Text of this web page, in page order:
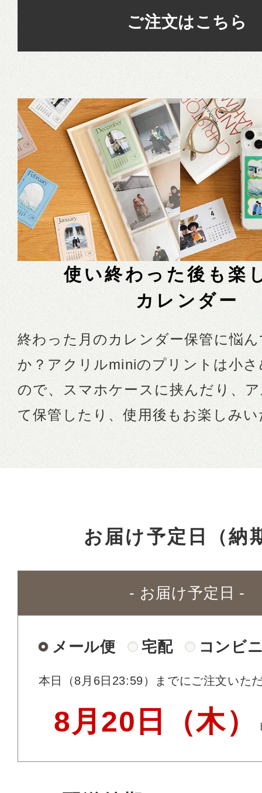
ご注文はこちら
使い終わった後も楽
カレンダー
終わった月のカレンダー保管に悩
か？アクリルminiのプリントは小
ので、スマホケースに挟んだり、
て保管したり、使用後もお楽しみ
お届け予定日（納
- お届け予定日 -
メール便 宅配 コンビ
本日（8月6日23:59） までにご注文いた
8月20日（木）